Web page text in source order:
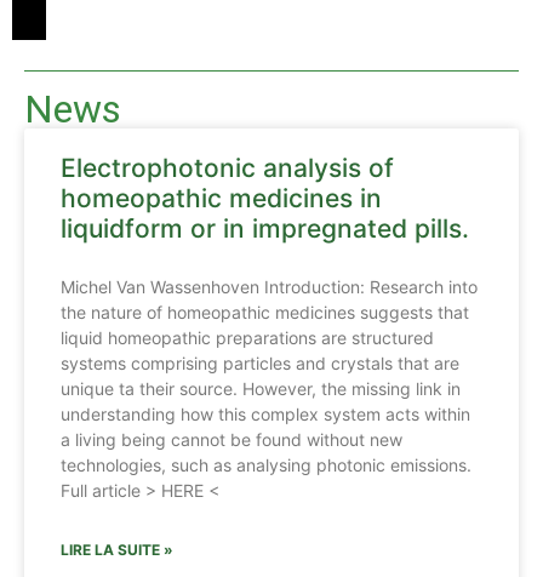
News
Electrophotonic analysis of
homeopathic medicines in
liquidform or in impregnated pills.
Michel Van Wassenhoven Introduction: Research into
the nature of homeopathic medicines suggests that
liquid homeopathic preparations are structured
systems comprising particles and crystals that are
unique ta their source. However, the missing link in
understanding how this complex system acts within
a living being cannot be found without new
technologies, such as analysing photonic emissions.
Full article > HERE <
LIRE LA SUITE »